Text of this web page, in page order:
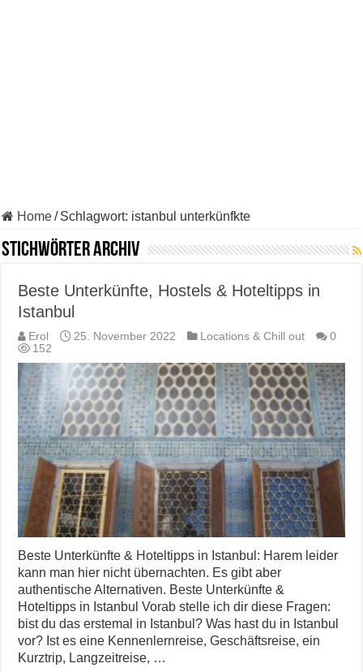
Home/ Schlagwort: istanbul unterkünfkte
Stichwörter Archiv
Beste Unterkünfte, Hostels & Hoteltipps in
Istanbul
Erol 25. November 2022 Locations & Chill out
0
152
Beste Unterkünfte & Hoteltipps in Istanbul: Harem leider
kann man hier nicht übernachten. Es gibt aber
authentische Alternativen. Beste Unterkünfte &
Hoteltipps in Istanbul Vorab stelle ich dir diese Fragen:
bist du das erstemal in Istanbul? Was hast du in Istanbul
vor? Ist es eine Kennenlernreise, Geschäftsreise, ein
Kurztrip, Langzeitreise, …